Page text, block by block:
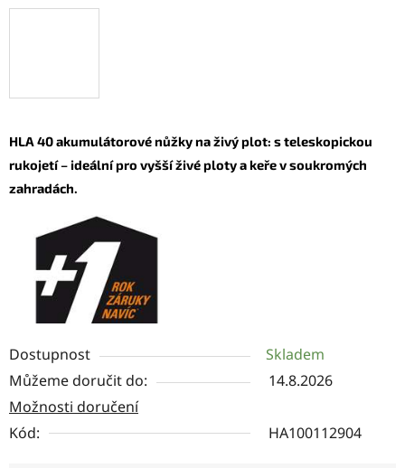
HLA 40 akumulátorové nůžky na živý plot: s teleskopickou
rukojetí – ideální pro vyšší živé ploty a keře v soukromých
zahradách.
Dostupnost
Skladem
Můžeme doručit do:
14.8.2026
Možnosti doručení
Kód:
HA100112904